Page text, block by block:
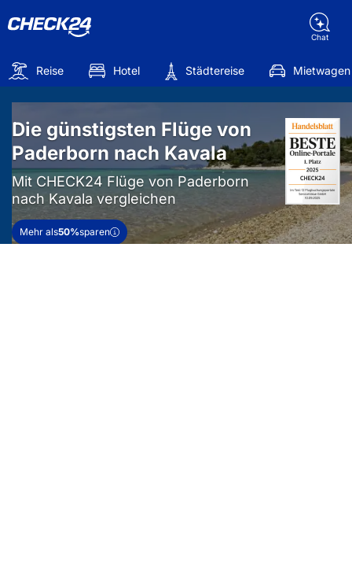
Chat
Reise Hotel Städtereise Mietwagen
Die günstigsten Flüge von
Paderborn nach Kavala
Mit CHECK24 Flüge von Paderborn
nach Kavala vergleichen
Mehr als50%sparen